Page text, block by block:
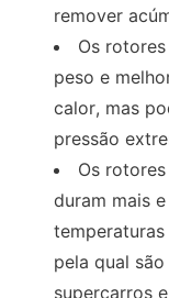
remover
Os
peso e
calor, mas
pressão
Os
duram mais
pela qual
supercarros